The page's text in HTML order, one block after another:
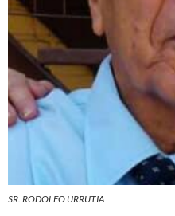
SR. RODOLFO URRUTIA